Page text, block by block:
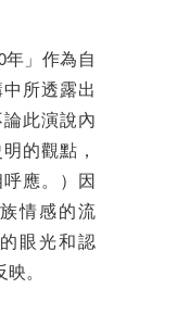
年」作為自
所透露出
此演說內
的觀點，
應。）因
情感的流
眼光和認
。